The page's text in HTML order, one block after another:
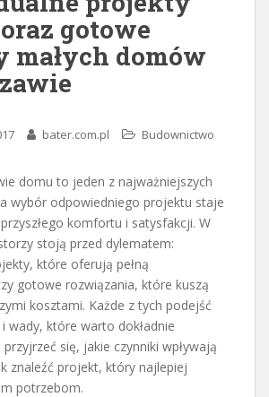
gotowe
małych domów
bater.com.pl Budownictwo
domu to jeden z najważniejszych
wybór odpowiedniego projektu staje
komfortu i satysfakcji. W
stoją przed dylematem:
które oferują pełną
gotowe rozwiązania, które kuszą
kosztami. Każde z tych podejść
wady, które warto dokładnie
się, jakie czynniki wpływają
znaleźć projekt, który najlepiej
potrzebom.